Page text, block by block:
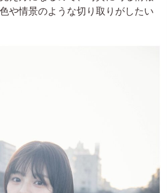
や情景のような切り取りがしたい